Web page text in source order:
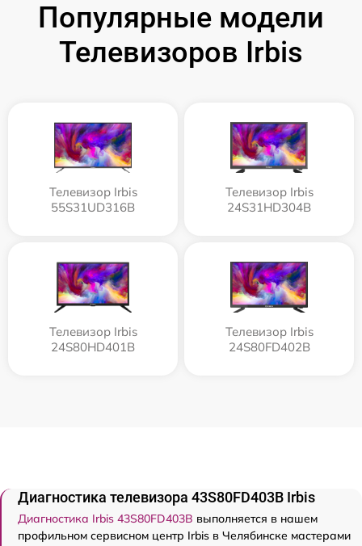
Популярные модели
Телевизоров Irbis
Телевизор Irbis
55S31UD316B
Телевизор Irbis
24S31HD304B
Телевизор Irbis
24S80HD401B
Телевизор Irbis
24S80FD402B
Диагностика телевизора 43S80FD403B Irbis
Диагностика Irbis 43S80FD403B выполняется в нашем
профильном сервисном центр Irbis в Челябинске мастерами